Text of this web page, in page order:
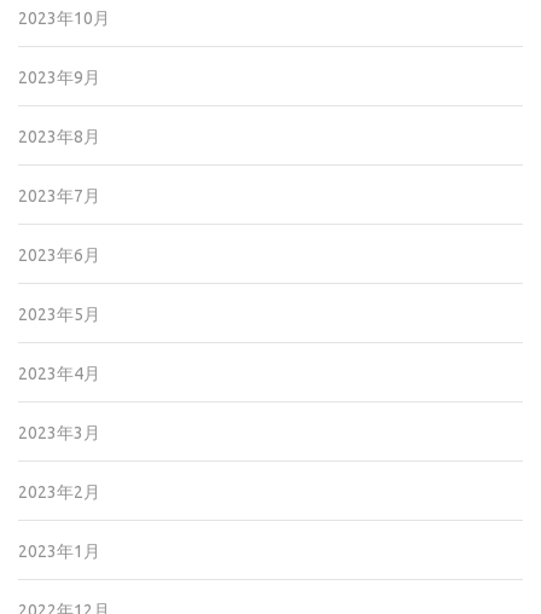
2023年10月
2023年9月
2023年8月
2023年7月
2023年6月
2023年5月
2023年4月
2023年3月
2023年2月
2023年1月